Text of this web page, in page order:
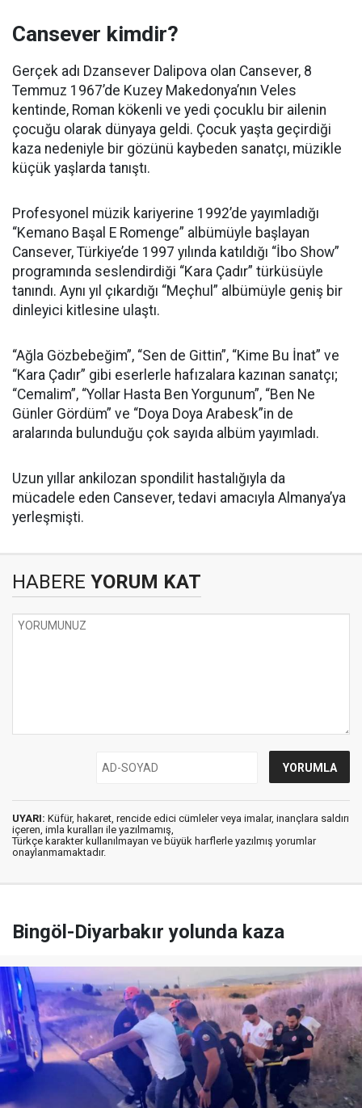
Cansever kimdir?
Gerçek adı Dzansever Dalipova olan Cansever, 8
Temmuz 1967’de Kuzey Makedonya’nın Veles
kentinde, Roman kökenli ve yedi çocuklu bir ailenin
çocuğu olarak dünyaya geldi. Çocuk yaşta geçirdiği
kaza nedeniyle bir gözünü kaybeden sanatçı, müzikle
küçük yaşlarda tanıştı.
Profesyonel müzik kariyerine 1992’de yayımladığı
“Kemano Başal E Romenge” albümüyle başlayan
Cansever, Türkiye’de 1997 yılında katıldığı “İbo Show”
programında seslendirdiği “Kara Çadır” türküsüyle
tanındı. Aynı yıl çıkardığı “Meçhul” albümüyle geniş bir
dinleyici kitlesine ulaştı.
“Ağla Gözbebeğim”, “Sen de Gittin”, “Kime Bu İnat” ve
“Kara Çadır” gibi eserlerle hafızalara kazınan sanatçı;
“Cemalim”, “Yollar Hasta Ben Yorgunum”, “Ben Ne
Günler Gördüm” ve “Doya Doya Arabesk”in de
aralarında bulunduğu çok sayıda albüm yayımladı.
Uzun yıllar ankilozan spondilit hastalığıyla da
mücadele eden Cansever, tedavi amacıyla Almanya’ya
yerleşmişti.
HABERE YORUM KAT
UYARI: Küfür, hakaret, rencide edici cümleler veya imalar, inançlara saldırı
içeren, imla kuralları ile yazılmamış,
Türkçe karakter kullanılmayan ve büyük harflerle yazılmış yorumlar
onaylanmamaktadır.
Bingöl-Diyarbakır yolunda kaza